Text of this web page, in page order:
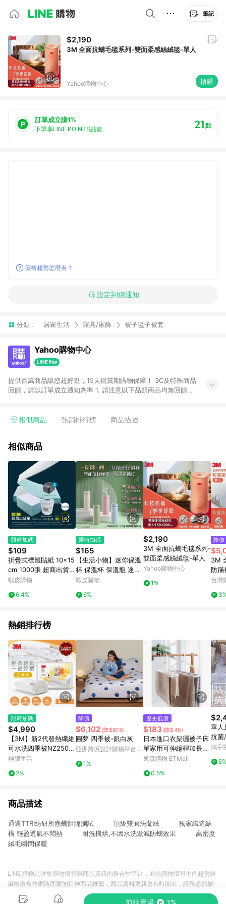
筆記
$2,190
3M 全面抗螨毛毯系列-雙面柔感絲絨毯-單人
Yahoo購物中心 搶購
訂單成立賺1%
下單享LINE POINTS點數 21點
價格趨勢怎麼看？
設定到價通知
分類： 居家生活 寢具/家飾 被子毯子被套
Yahoo購物中心
提供百萬商品讓您超好逛，15天鑑賞期購物保障！ 3C及特殊商品
回饋，請以訂單成立通知為準 1. 請注意以下品類商品均無回饋：
電玩/遊戲/相機/單眼/鏡頭/拍立得 [2024/6/1起適用] -內接硬
的購回饋活動享Yahoo超贈點回饋者 - 購物中心商店之商品：商
3. 訂單回饋金額將扣除運費/購物金/超贈點/福利金/紅利折抵/折
價券等虛擬貨幣折抵 4. 大宗採購或批發轉賣不具回饋資格： 如
有相關事證認定您為大宗採購、批發轉賣而非最終消費使用者，
相關認定以Yahoo購物中心之認定為準
相似商品 熱銷排行榜 商品描述
相似商品
限時加碼
$109
折疊式標籤貼紙 10x15
cm 1000張 超商出貨單
藍底熱感應貼紙 捲裝3
瘋狂老闆 PP
蝦皮購物
6.4%
限時加碼
$165
【生活小物】迷你保溫
杯 保溫杯 保溫瓶 迷你
保溫瓶 不鏽鋼保溫杯 3
320ml
蝦皮購物
6%
$2,190
3M 全面抗螨毛毯系列-
雙面柔感絲絨毯-單人
Yahoo購物中心
1%
降價
3M
防
迎
台灣
熱銷排行榜
限時加碼
$4,990
【3M】新2代發熱纖維
可水洗四季被NZ250
(標準單人5x7)
神腦生活
2%
降價
$6,102 (降$678)
圓夢 四季被-銀白灰
亞洲跨境設計購物平台
1%
歷史低價
$183 (降$45)
日本進口衣架曬被子床
單家用可伸縮桿加長大
號陽臺曬被套浴巾神器
東森購物 ETMall
0.5%
單人
抗菌
達
鴻宇
商品描述
通過TTRI紡研所塵螨阻隔測試 頂級雙面法蘭絨 獨家織造結
構 輕盈透氣不悶熱 耐洗機烘,不因水洗遞減防螨效果 高密度
絨毛瞬間保暖
前往賣場 1%
LINE 購物是匯集購物情報與商品資訊的整合性平台，並依購物情報中的趨勢與
風格做合作網路商家的延伸商品推薦，商品資料更新會有時間差，請務必點擊
商品至各合作網路商家，確認現售價與購物條件，一切資訊以合作廠商網頁為